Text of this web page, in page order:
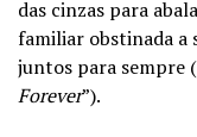
das cinzas para
familiar obstinada a
juntos para sempre
Forever”).